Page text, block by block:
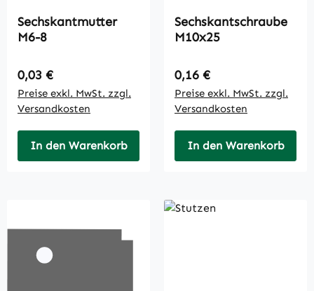
Sechskantmutter
M6-8
Regulärer Preis:
0,03 €
Preise exkl. MwSt. zzgl.
Versandkosten
In den Warenkorb
Sechskantschraube
M10x25
Regulärer Preis:
0,16 €
Preise exkl. MwSt. zzgl.
Versandkosten
In den Warenkorb